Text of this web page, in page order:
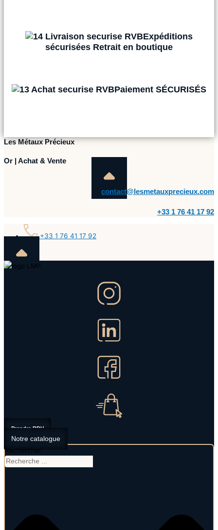
Expéditions
sécurisées Retrait en boutique
Paiement SÉCURISÉS
Les Métaux Précieux
Or | Achat & Vente
contact@lesmetauxprecieux.com
+33 1 76 41 17 92
+33 1 76 41 17 92
Prendre RDV
Notre catalogue
Rechercher